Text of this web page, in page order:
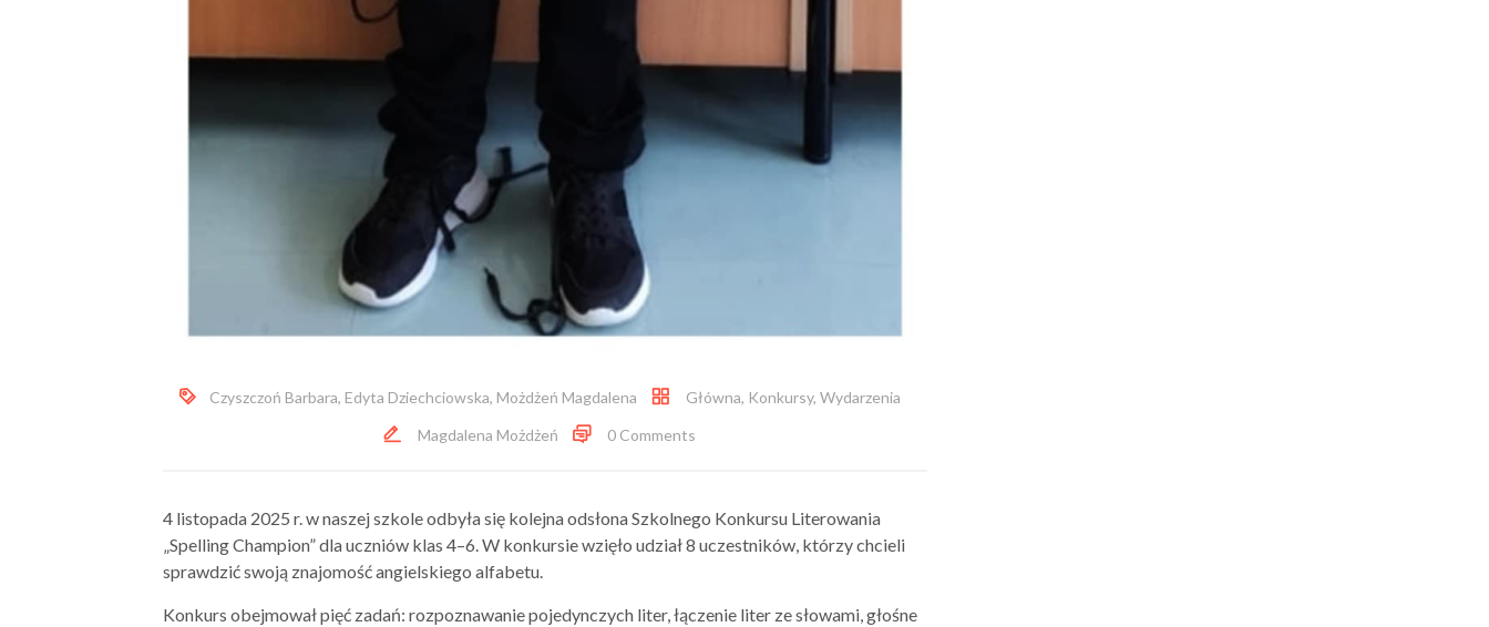
Czyszczoń Barbara, Edyta Dziechciowska, Możdżeń Magdalena Główna, Konkursy, Wydarzenia
Magdalena Możdżeń
0 Comments
4 listopada 2025 r. w naszej szkole odbyła się kolejna odsłona Szkolnego Konkursu Literowania
„Spelling Champion” dla uczniów klas 4–6. W konkursie wzięło udział 8 uczestników, którzy chcieli
sprawdzić swoją znajomość angielskiego alfabetu.
Konkurs obejmował pięć zadań: rozpoznawanie pojedynczych liter, łączenie liter ze słowami, głośne